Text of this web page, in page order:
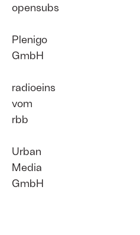
opensubs
Plenigo
GmbH
radioeins
vom
rbb
Urban
Media
GmbH